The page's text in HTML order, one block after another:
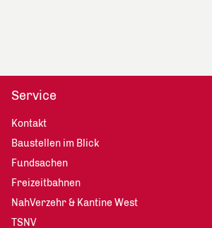
Service
Kontakt
Baustellen im Blick
Fundsachen
Freizeitbahnen
NahVerzehr & Kantine West
TSNV